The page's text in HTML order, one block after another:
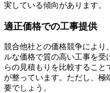
実している傾向があります。
適正価格での工事提供
競合他社との価格競争により
ルな価格で質の高い工事を
らの見積もりを比較するこ
が整っています。ただし、
要でしょう。